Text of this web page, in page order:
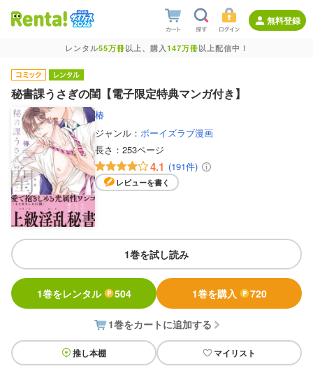
無料登録
レンタル55万冊以上、購入147万冊以上配信中！
秘書課うさぎの閨【電子限定特典マンガ付き】
椿
ジャンル： ボーイズラブ漫画
長さ： 253ページ
4.1 (191件)
レビューを書く
1巻を試し読み
1巻をレンタル 504 1巻を購入 720
1巻をカートに追加する
推し本棚 マイリスト